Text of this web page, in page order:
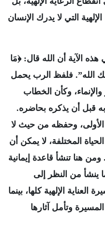
التي لا يدرك الإنسان
الآية أن الله قال: ﴿مَا
الله”. فلفظ الرب يحمل
والإنماء، وكأن الخطاب
به قبل أن يذكره بحاضره.
وحفظه من حيث لا
المختلفة، لا يمكن أن
هنا تنشأ قاعدة إيمانية
ينشأ من النظر إلى
الإلهية كلها، بينما
وتأمل آثارها